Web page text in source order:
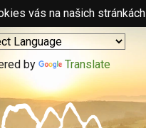
vás na našich
by Translate